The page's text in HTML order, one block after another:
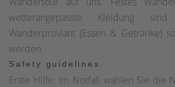
überqueren, um zur Knochenmühle,
Denkmal aus dem 19. Jahrhundert,
befindet sich auch ein
"zauberhaften Sagenwelt Oben an
diesem kleinen Schlenker gehen wir
wetterangepasste Kleidung sind
Wanderproviant (Essen & Getränke)
werden.
Safety guidelines
Erste Hilfe: Im Notfall wählen Sie die